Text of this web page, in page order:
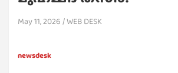
May 11, 2026 WEB DESK
newsdesk